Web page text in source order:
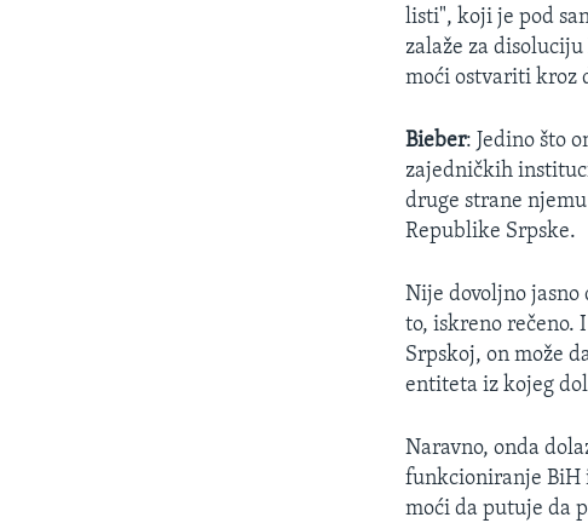
listi", koji je pod
zalaže za
moći ostvariti kroz
Bieber: Jedino što
zajedničkih
druge strane
Republike Srpske.
Nije dovoljno
to, iskreno rečeno.
Srpskoj, on može
entiteta iz kojeg
Naravno, onda
funkcioniranje BiH
moći da putuje da